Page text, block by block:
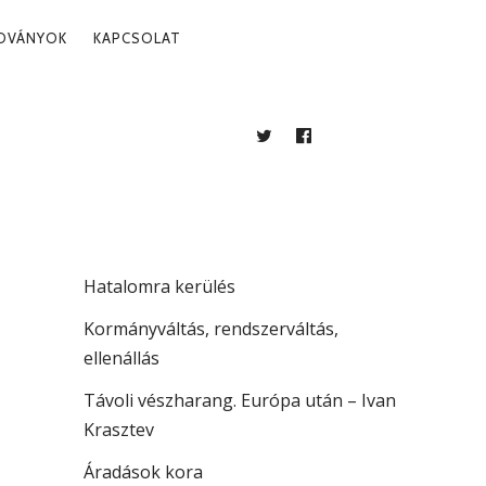
KAPCSOLAT
TWITTERFACEBOOK
Hatalomra kerülés
Kormányváltás, rendszerváltás,
ellenállás
Távoli vészharang. Európa után – Ivan
Krasztev
Áradások kora